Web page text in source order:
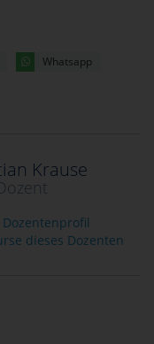
Whatsapp
Krause
dieses Dozenten